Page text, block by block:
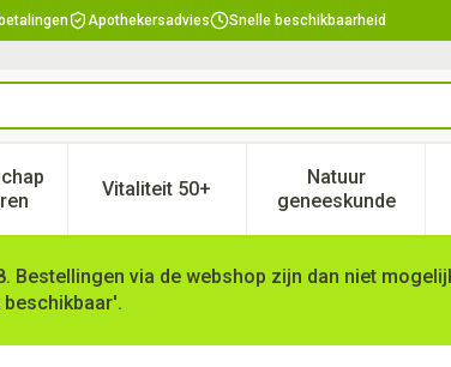
Apothekersadvies Snelle beschikbaarheid
en hygiëne categorie
voeding en vitamines categorie
submenu voor Zwangerschap en kinderen
Vitaliteit 50+Toon submenu voor Vitaliteit
Natuur
geneeskunde
Toon
via de webshop zijn dan niet